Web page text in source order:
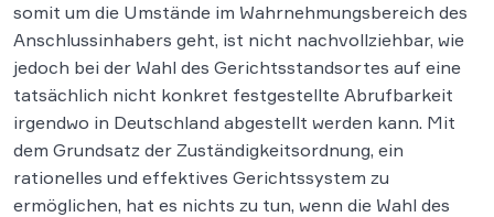
somit um die Umstände im Wahrnehmungsbereich des
Anschlussinhabers geht, ist nicht nachvollziehbar, wie
jedoch bei der Wahl des Gerichtsstandsortes auf eine
tatsächlich nicht konkret festgestellte Abrufbarkeit
irgendwo in Deutschland abgestellt werden kann. Mit
dem Grundsatz der Zuständigkeitsordnung, ein
rationelles und effektives Gerichtssystem zu
ermöglichen, hat es nichts zu tun, wenn die Wahl des